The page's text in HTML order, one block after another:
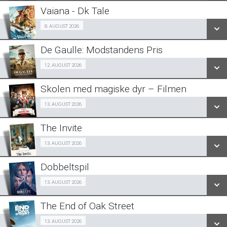
LÆS MERE
SE ALLE DAGE
LÆS MERE
Vaiana - Dk Tale
8. AUGUST 2026
SE ALLE DAGE
LÆS MERE
De Gaulle: Modstandens Pris
12. AUGUST 2026Ældre sagen 12/08
SE ALLE DAGE
LÆS MERE
Skolen med magiske dyr – Filmen
13. AUGUST 2026
SE ALLE DAGE
LÆS MERE
The Invite
13. AUGUST 2026
SE ALLE DAGE
LÆS MERE
Dobbeltspil
13. AUGUST 2026
SE ALLE DAGE
The End of Oak Street
13. AUGUST 2026